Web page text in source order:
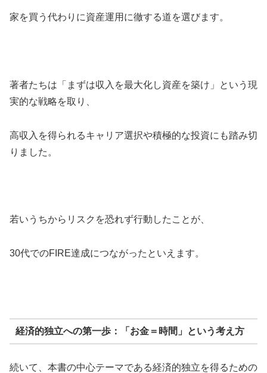
家を買う代わりに資産運用に徹する道を選びます。
著者たちは「まずは収入を最大化し資産を築け」という現
実的な戦略を取り、
高収入を得られるキャリア選択や積極的な投資にも踏み切
りました。
若いうちからリスクを恐れず行動したことが、
30代でのFIRE達成につながったといえます。
経済的独立への第一歩：「お金＝時間」という考え方
続いて、本書の中心テーマである経済的独立を得るための